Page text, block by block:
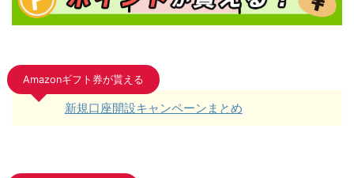
Amazonギフト券が貰える
新規口座開設キャンペーンまとめ